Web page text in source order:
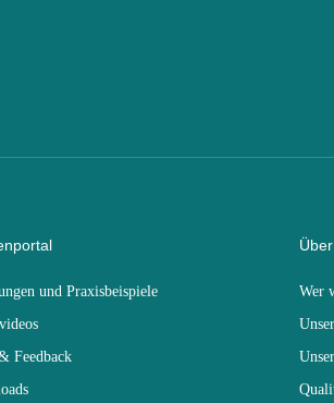
und Praxisbeispiele
Feedback
Wer